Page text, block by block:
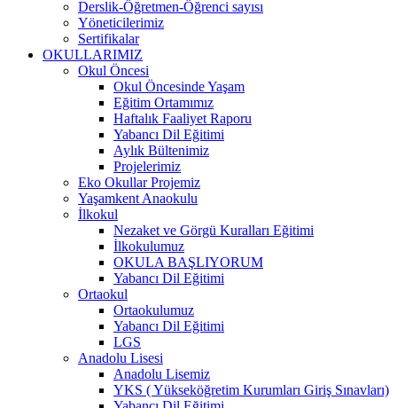
Derslik-Öğretmen-Öğrenci sayısı
Yöneticilerimiz
Sertifikalar
OKULLARIMIZ
Okul Öncesi
Okul Öncesinde Yaşam
Eğitim Ortamımız
Haftalık Faaliyet Raporu
Yabancı Dil Eğitimi
Aylık Bültenimiz
Projelerimiz
Eko Okullar Projemiz
Yaşamkent Anaokulu
İlkokul
Nezaket ve Görgü Kuralları Eğitimi
İlkokulumuz
OKULA BAŞLIYORUM
Yabancı Dil Eğitimi
Ortaokul
Ortaokulumuz
Yabancı Dil Eğitimi
LGS
Anadolu Lisesi
Anadolu Lisemiz
YKS ( Yükseköğretim Kurumları Giriş Sınavları)